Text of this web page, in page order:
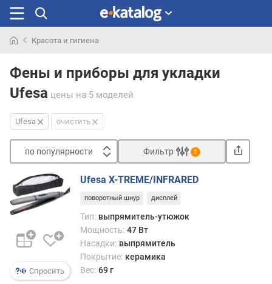
раньше
Красота и гигиена
Фены и приборы для укладки
Ufesa цены на 5 моделей
Ufesa очистить
по популярности
п
о
п
п
я
Фильтр 1
Спросить
Ufesa X-TREME/INFRARED
поворотный шнур дисплей
Тип: выпрямитель-утюжок
Мощность: 47 Вт
Насадки: выпрямитель
Покрытие: керамика
Вес: 69 г